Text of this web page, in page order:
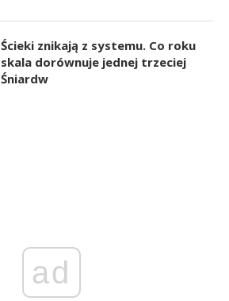
Ścieki znikają z systemu. Co roku
skala dorównuje jednej trzeciej
Śniardw
ad